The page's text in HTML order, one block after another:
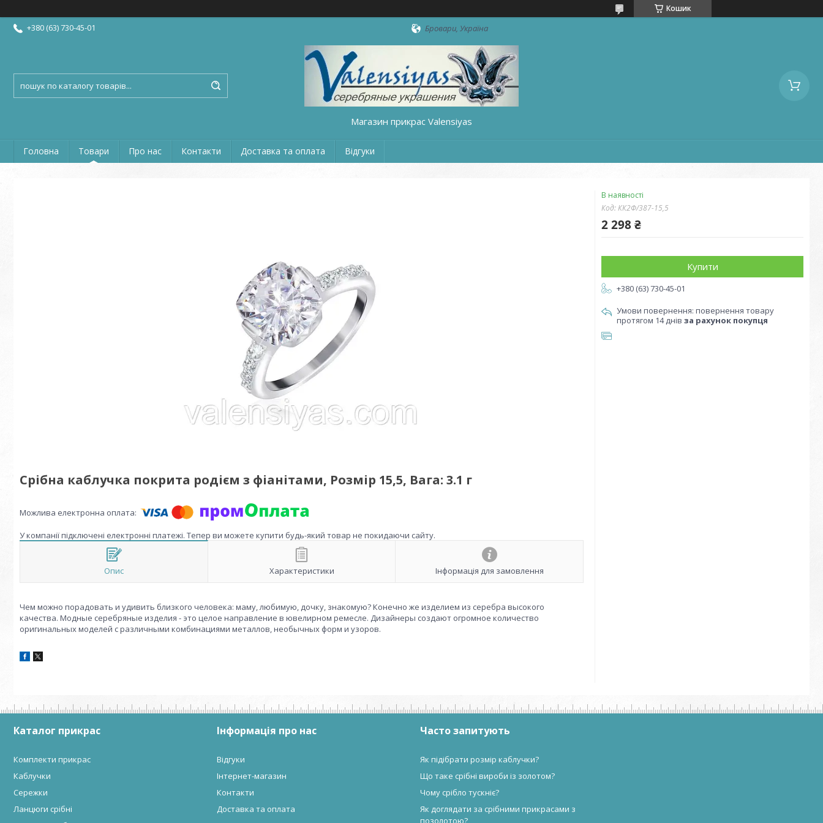
Кошик
+380 (63) 730-45-01 Бровари, Україна
Магазин прикрас Valensiyas
Головна Товари Про нас Контакти Доставка та оплата Відгуки
Срібна каблучка покрита родієм з фіанітами, Розмір 15,5, Вага: 3.1 г
У компанії підключені електронні платежі. Тепер ви можете купити будь-який товар не покидаючи сайту.
Опис Характеристики Інформація для замовлення
Чем можно порадовать и удивить близкого человека: маму, любимую, дочку, знакомую? Конечно же изделием из серебра высокого
качества. Модные серебряные изделия - это целое направление в ювелирном ремесле. Дизайнеры создают огромное количество
оригинальных моделей с различными комбинациями металлов, необычных форм и узоров.
В наявності
Код:КК2Ф/387-15,5
2 298 ₴
Купити
+380 (63) 730-45-01
повернення товару
протягом 14 днів за рахунок покупця
Каталог прикрас
Комплекти прикрас
Каблучки
Сережки
Ланцюги срібні
Інформація про нас
Відгуки
Інтернет-магазин
Контакти
Доставка та оплата
Часто запитують
Як підібрати розмір каблучки?
Що таке срібні вироби із золотом?
Чому срібло тускніє?
Як доглядати за срібними прикрасами з
позолотою?